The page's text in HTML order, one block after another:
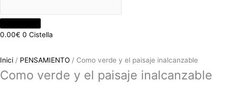
0.00€ 0 Cistella
Inici / PENSAMIENTO / Como verde y el paisaje inalcanzable
Como verde y el paisaje inalcanzable